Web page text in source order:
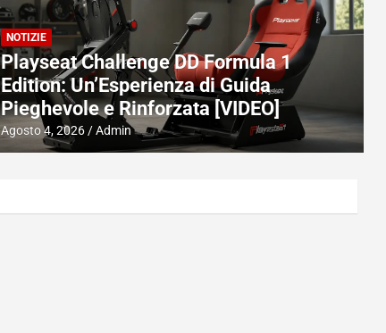
NOTIZIE
Playseat Challenge DD Formula 1
Edition: Un’Esperienza di Guida
Pieghevole e Rinforzata [VIDEO]
Agosto 4, 2026 Admin